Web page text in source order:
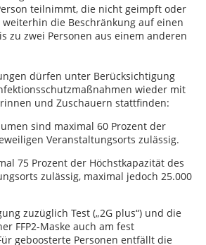
teilnimmt, die nicht geimpft oder
die Beschränkung auf einen
zu zwei Personen aus einem anderen
dürfen unter Berücksichtigung
wieder mit
und Zuschauern stattfinden:
sind maximal 60 Prozent der
Veranstaltungsorts zulässig.
75 Prozent der Höchstkapazität des
zulässig, maximal jedoch 25.000
zuzüglich Test („2G plus“) und die
FFP2-Maske auch am fest
geboosterte Personen entfällt die